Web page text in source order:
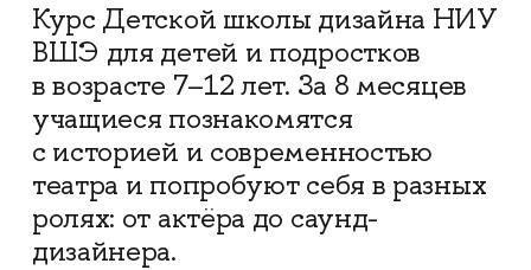
Курс Детской школы дизайна НИУ
ВШЭ для детей и подростков
в возрасте 7–12 лет. За 8 месяцев
учащиеся познакомятся
с историей и современностью
театра и попробуют себя в разных
ролях: от актёра до саунд-
дизайнера.